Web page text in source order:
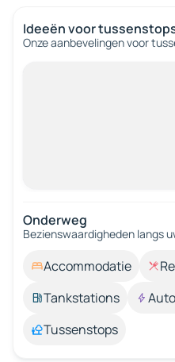
Ideeën voor
Onze aanbevelingen voor
Onderweg
Bezienswaardigheden langs
Accommodatie
Tankstations
Tussenstops